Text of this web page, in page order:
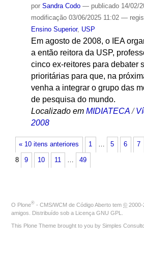
por Sandra Codo — publicado14/02/
modificação03/06/2025 11:02 —
Ensino Superior, USP
Em agosto de 2008, o IEA
a então reitora da USP,
cinco ex-reitores para debater
prioritárias para que, na
venha a integrar o grupo das
de pesquisa do mundo.
Localizado em MIDIATECA /
2008
« 10 itens anteriores 1 … 5 6 7
8 9 10 11 … 49
O Plone® - CMS/WCM de Código Aberto tem © 2000-
amigos. Distribuído sob a Licença GNU GPL
This Plone Theme brought to you by Simples